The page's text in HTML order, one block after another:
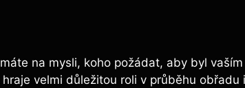
na mysli, koho požádat, aby byl
velmi důležitou roli v průběhu